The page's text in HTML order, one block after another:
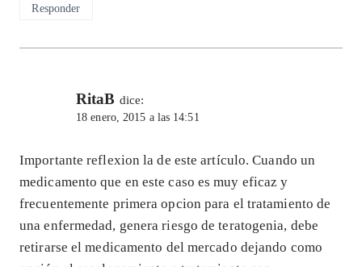
Responder
RitaB dice:
18 enero, 2015 a las 14:51
Importante reflexion la de este artículo. Cuando un
medicamento que en este caso es muy eficaz y
frecuentemente primera opcion para el tratamiento de
una enfermedad, genera riesgo de teratogenia, debe
retirarse el medicamento del mercado dejando como